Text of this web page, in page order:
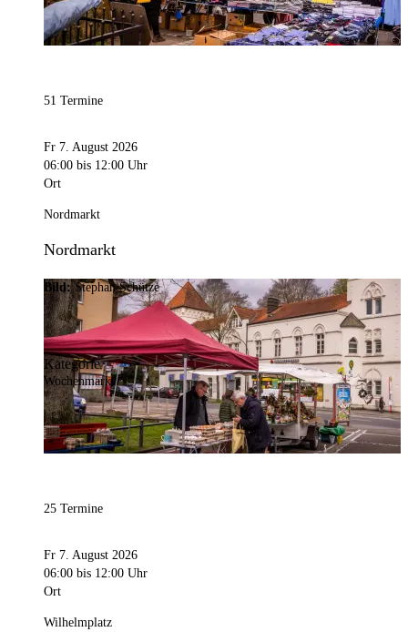
51 Termine
Fr 7. August 2026
06:00 bis 12:00 Uhr
Ort
Nordmarkt
Nordmarkt
Bild:Stephan Schütze
Kategorie
Wochenmarkt
25 Termine
Fr 7. August 2026
06:00 bis 12:00 Uhr
Ort
Wilhelmplatz